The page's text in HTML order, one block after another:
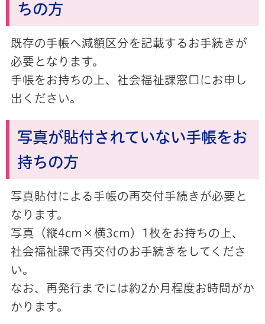
ちの方
既存の手帳へ減額区分を記載するお手続きが
必要となります。
手帳をお持ちの上、社会福祉課窓口にお申し
出ください。
写真が貼付されていない手帳をお
持ちの方
写真貼付による手帳の再交付手続きが必要と
なります。
写真（縦4cm×横3cm）1枚をお持ちの上、
社会福祉課で再交付のお手続きをしてくださ
い。
なお、再発行までには約2か月程度お時間がか
かります。